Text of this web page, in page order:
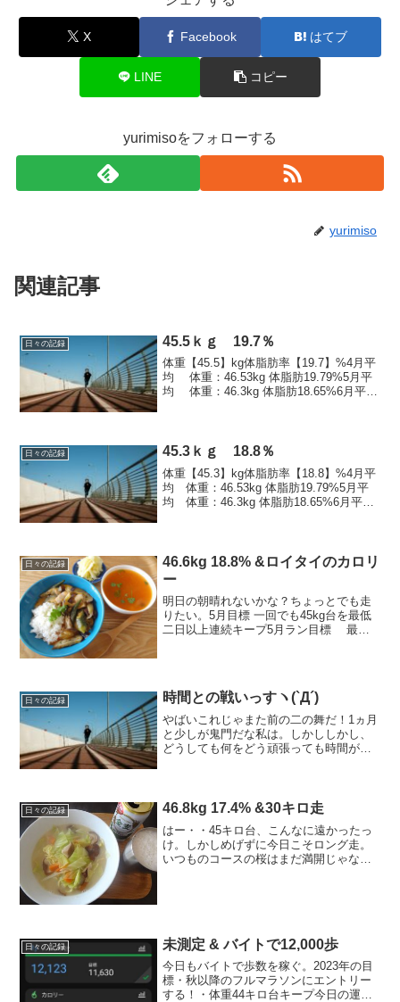
X Facebook はてブ
LINE コピー
yurimisoをフォローする
yurimiso
関連記事
日々の記録 45.5ｋｇ 19.7％
体重【45.5】kg体脂肪率【19.7】%4月平
均 体重：46.53kg 体脂肪19.79%5月平
均 体重：46.3kg 体脂肪18.65%6月平
日々の記録 45.3ｋｇ 18.8％
体重【45.3】kg体脂肪率【18.8】%4月平
均 体重：46.53kg 体脂肪19.79%5月平
均 体重：46.3kg 体脂肪18.65%6月平
日々の記録
46.6kg 18.8% &ロイタイのカロリ
ー
明日の朝晴れないかな？ちょっとでも走
りたい。5月目標 一回でも45kg台を最低
二日以上連続キープ5月ラン目標 最低
日々の記録 時間との戦いっすヽ(`Д´)
やばいこれじゃまた前の二の舞だ！1ヵ月
と少しが鬼門だな私は。しかししかし、
どうしても何をどう頑張っても時間が取
ァンシ...
日々の記録 46.8kg 17.4% &30キロ走
はー・・45キロ台、こんなに遠かったっ
け。しかしめげずに今日こそロング走。
いつものコースの桜はまだ満開じゃなか
日々の記録 未測定 & バイトで12,000歩
今日もバイトで歩数を稼ぐ。2023年の目
標・秋以降のフルマラソンにエントリー
する！・体重44キロ台キープ今日の運動